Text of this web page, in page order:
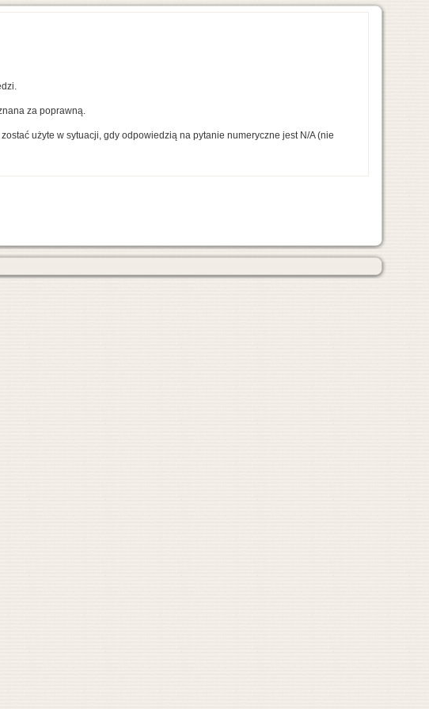
za poprawną.
użyte w sytuacji, gdy odpowiedzią na pytanie numeryczne jest N/A (nie